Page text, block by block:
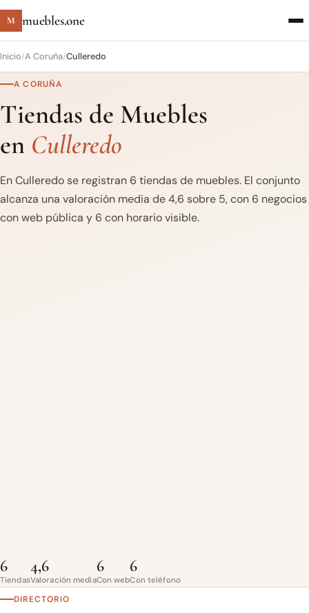
M muebles.one
Inicio/A Coruña/Culleredo
A CORUÑA
Tiendas de Muebles
en Culleredo
En Culleredo se registran 6 tiendas de muebles. El conjunto
alcanza una valoración media de 4,6 sobre 5, con 6 negocios
con web pública y 6 con horario visible.
6
Tiendas
4,6
Valoración media
6
Con web
6
Con teléfono
DIRECTORIO